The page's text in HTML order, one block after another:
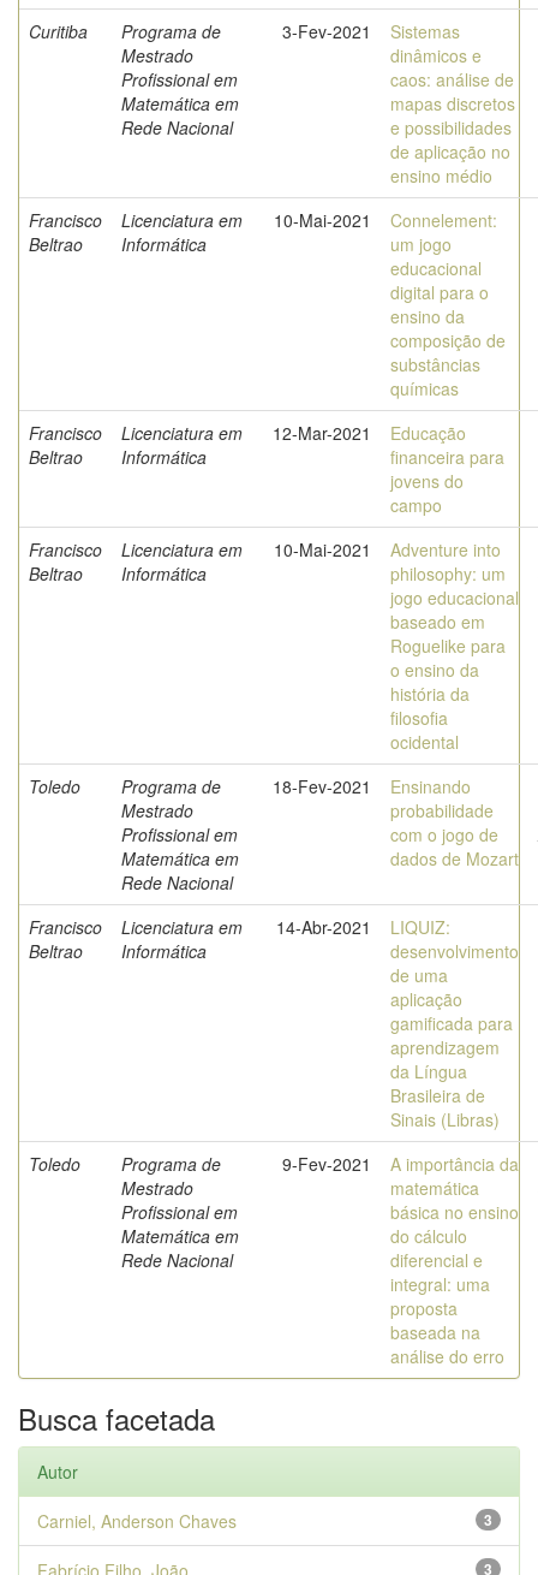
Curitiba
Programa de
Mestrado
Profissional em
Matemática em
Rede Nacional
3-Fev-2021
Sistemas
dinâmicos e
caos: análise de
mapas discretos
e possibilidades
de aplicação no
ensino médio
Francisco
Beltrao
Licenciatura em
Informática
10-Mai-2021
Connelement:
um jogo
educacional
digital para o
ensino da
composição de
substâncias
químicas
Francisco
Beltrao
Licenciatura em
Informática
12-Mar-2021
Educação
financeira para
jovens do
campo
Francisco
Beltrao
Licenciatura em
Informática
10-Mai-2021
Adventure into
philosophy: um
jogo educacional
baseado em
Roguelike para
o ensino da
história da
filosofia
ocidental
Toledo
Programa de
Mestrado
Profissional em
Matemática em
Rede Nacional
18-Fev-2021
Ensinando
probabilidade
com o jogo de
dados de Mozart
Francisco
Beltrao
Licenciatura em
Informática
14-Abr-2021
LIQUIZ:
desenvolvimento
de uma
aplicação
gamificada para
aprendizagem
da Língua
Brasileira de
Sinais (Libras)
Toledo
Programa de
Mestrado
Profissional em
Matemática em
Rede Nacional
9-Fev-2021
A importância da
matemática
básica no ensino
do cálculo
diferencial e
integral: uma
proposta
baseada na
análise do erro
Busca facetada
Autor
3
Carniel, Anderson Chaves
3
Fabrício Filho, João